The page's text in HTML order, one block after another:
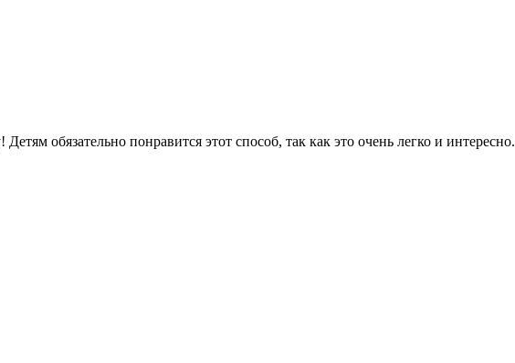
обязательно понравится этот способ, так как это очень легко и интересно.